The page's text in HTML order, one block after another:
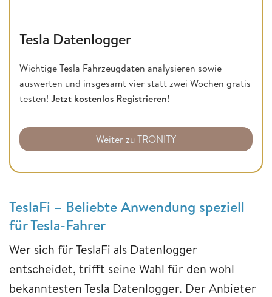
Tesla Datenlogger
Wichtige Tesla Fahrzeugdaten analysieren sowie
auswerten und insgesamt vier statt zwei Wochen gratis
testen! Jetzt kostenlos Registrieren!
Weiter zu TRONITY
TeslaFi – Beliebte Anwendung speziell
für Tesla-Fahrer
Wer sich für TeslaFi als Datenlogger
entscheidet, trifft seine Wahl für den wohl
bekanntesten Tesla Datenlogger. Der Anbieter